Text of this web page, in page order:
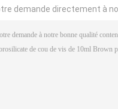
demande directement à